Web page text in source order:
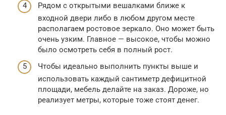
Рядом с открытыми вешалками ближе к
входной двери либо в любом другом месте
располагаем ростовое зеркало. Оно может быть
очень узким. Главное — высокое, чтобы можно
было осмотреть себя в полный рост.
Чтобы идеально выполнить пункты выше и
использовать каждый сантиметр дефицитной
площади, мебель делайте на заказ. Дороже, но
реализует метры, которые тоже стоят денег.